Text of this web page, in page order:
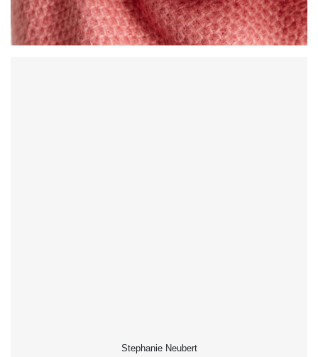
peruanischen Strickmanufaktur KERO, unfassbar weich
und kuschelig, dabei aber leicht im Gewicht